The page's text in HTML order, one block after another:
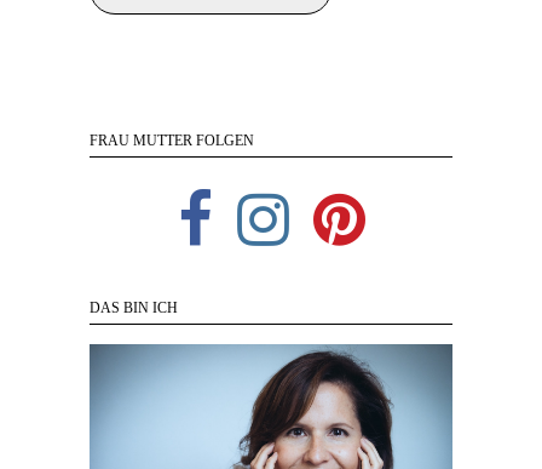
FRAU MUTTER FOLGEN
DAS BIN ICH